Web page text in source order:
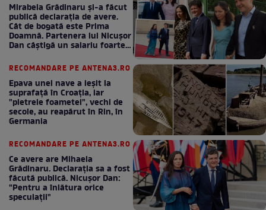
Mirabela Grădinaru și-a făcut
publică declarația de avere.
Cât de bogată este Prima
Doamnă. Partenera lui Nicușor
Dan câștigă un salariu foarte
RECOMANDARE PE ANTENA3.RO
Epava unei nave a ieșit la
suprafață în Croația, iar
"pietrele foametei", vechi de
secole, au reapărut în Rin, în
Germania
RECOMANDARE PE ANTENA3.RO
Ce avere are Mihaela
Grădinaru. Declarația sa a fost
făcută publică. Nicușor Dan:
"Pentru a înlătura orice
speculații"